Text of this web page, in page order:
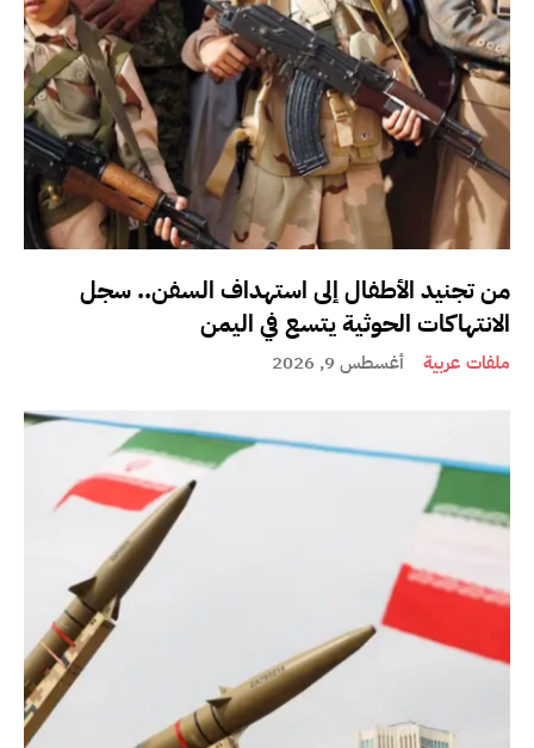
من تجنيد الأطفال إلى استهداف السفن.. سجل
الانتهاكات الحوثية يتسع في اليمن
ملفات عربية أغسطس 9, 2026